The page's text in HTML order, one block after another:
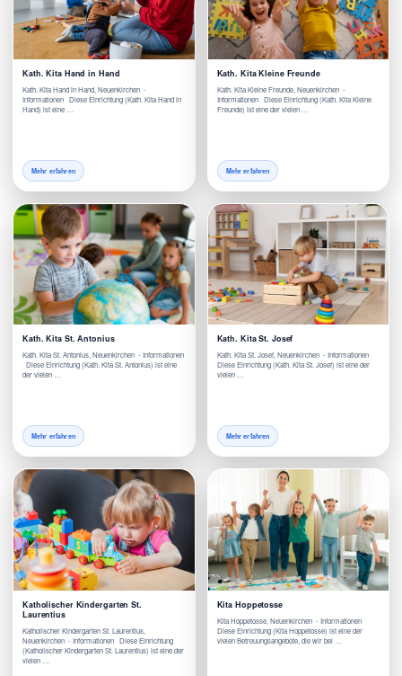
Kath. Kita Hand in Hand
Kath. Kita Hand in Hand, Neuenkirchen -
Informationen Diese Einrichtung (Kath. Kita Hand in
Hand) ist eine …
Mehr erfahren
Kath. Kita Kleine Freunde
Kath. Kita Kleine Freunde, Neuenkirchen -
Informationen Diese Einrichtung (Kath. Kita Kleine
Freunde) ist eine der vielen …
Mehr erfahren
Kath. Kita St. Antonius
Kath. Kita St. Antonius, Neuenkirchen - Informationen
Diese Einrichtung (Kath. Kita St. Antonius) ist eine
der vielen …
Mehr erfahren
Kath. Kita St. Josef
Kath. Kita St. Josef, Neuenkirchen - Informationen
Diese Einrichtung (Kath. Kita St. Josef) ist eine der
vielen …
Mehr erfahren
Katholischer Kindergarten St.
Laurentius
Katholischer Kindergarten St. Laurentius,
Neuenkirchen - Informationen Diese Einrichtung
(Katholischer Kindergarten St. Laurentius) ist eine der
vielen …
Kita Hoppetosse
Kita Hoppetosse, Neuenkirchen - Informationen
Diese Einrichtung (Kita Hoppetosse) ist eine der
vielen Betreuungsangebote, die wir bei …